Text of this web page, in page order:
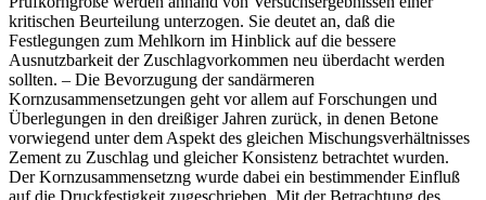
kritischen Beurteilung unterzogen. Sie deutet an, daß die
Festlegungen zum Mehlkorn im Hinblick auf die bessere
Ausnutzbarkeit der Zuschlagvorkommen neu überdacht werden
sollten. – Die Bevorzugung der sandärmeren
Kornzusammensetzungen geht vor allem auf Forschungen und
Überlegungen in den dreißiger Jahren zurück, in denen Betone
vorwiegend unter dem Aspekt des gleichen Mischungsverhältnisses
Zement zu Zuschlag und gleicher Konsistenz betrachtet wurden.
Der Kornzusammensetzng wurde dabei ein bestimmender Einfluß
auf die Druckfestigkeit zugeschrieben. Mit der Betrachtung des